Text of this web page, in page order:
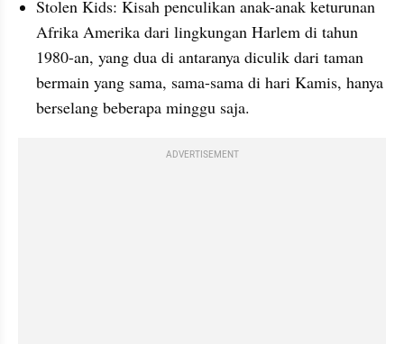
Stolen Kids: Kisah penculikan anak-anak keturunan
Afrika Amerika dari lingkungan Harlem di tahun
1980-an, yang dua di antaranya diculik dari taman
bermain yang sama, sama-sama di hari Kamis, hanya
berselang beberapa minggu saja.
ADVERTISEMENT